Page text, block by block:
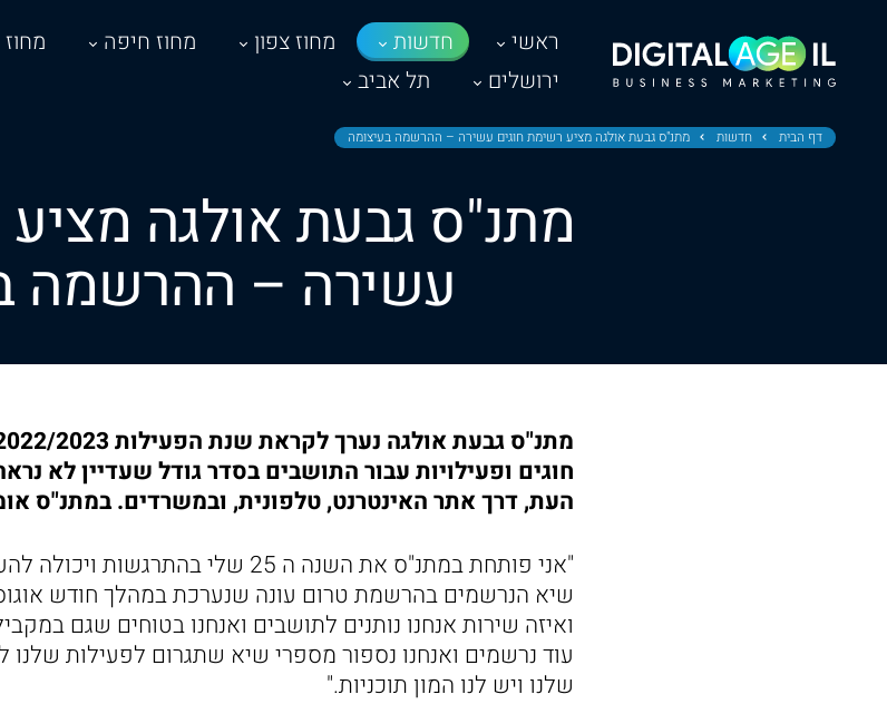
ראשי חדשות מחוז צפון מחוז חיפה
ירושלים
תל אביב
דף הבית חדשות מתנ"ס גבעת אולגה מציע רשימת חוגים עשירה – ההרשמה בעיצומה
מתנ"ס גבעת אולגה
עשירה – ההרשמה
חוגים ופעילויות עבור התושבים בסדר גודל שעדיין לא
העת, דרך אתר האינטרנט, טלפונית, ובמשרדים. במתנ"ס
"אני פותחת במתנ"ס את השנה ה 25 שלי
שיא הנרשמים בהרשמת טרום עונה שנערכת במהלך חודש
ואיזה שירות אנחנו נותנים לתושבים ואנחנו בטוחים שגם
עוד נרשמים ואנחנו נספור מספרי שיא שתגרום לפעילות שלנו
שלנו ויש לנו המון תוכניות."